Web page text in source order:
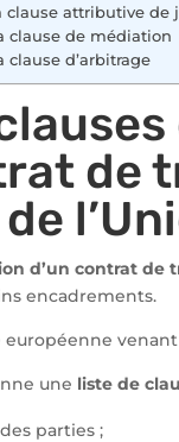
clause attributive de
clause de médiation
clause d’arbitrage
de
d’un contrat de
encadrements.
européenne
une liste de
parties ;